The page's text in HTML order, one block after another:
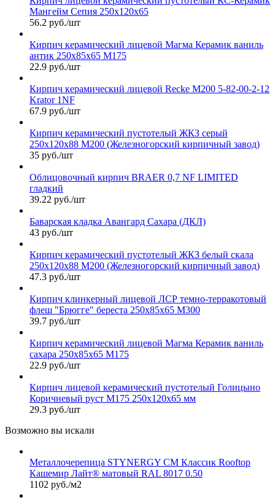
Мангейм Сепия 250х120х65
56.2 руб./шт
Кирпич керамический лицевой Магма Керамик ваниль
антик 250х85х65 М175
22.9 руб./шт
Кирпич керамический лицевой Recke М200 5-82-00-2-12
Krator 1NF
67.9 руб./шт
Кирпич керамический пустотелый ЖКЗ серый
250х120х88 М200 (Железногорский кирпичный завод)
35 руб./шт
Облицовочный кирпич BRAER 0,7 NF LIMITED
гладкий
39.22 руб./шт
Баварская кладка Авангард Сахара (ДКЛ)
43 руб./шт
Кирпич керамический пустотелый ЖКЗ белый скала
250х120х88 М200 (Железногорский кирпичный завод)
47.3 руб./шт
Кирпич клинкерный лицевой ЛСР темно-терракотовый
флеш "Брюгге" береста 250х85х65 М300
39.7 руб./шт
Кирпич керамический лицевой Магма Керамик ваниль
сахара 250х85х65 М175
22.9 руб./шт
Кирпич лицевой керамический пустотелый Голицыно
Коричневый руст М175 250х120х65 мм
29.3 руб./шт
Возможно вы искали
Металлочерепица STYNERGY СМ Классик Rooftop
Кашемир Лайт® матовый RAL 8017 0.50
1102 руб./м2